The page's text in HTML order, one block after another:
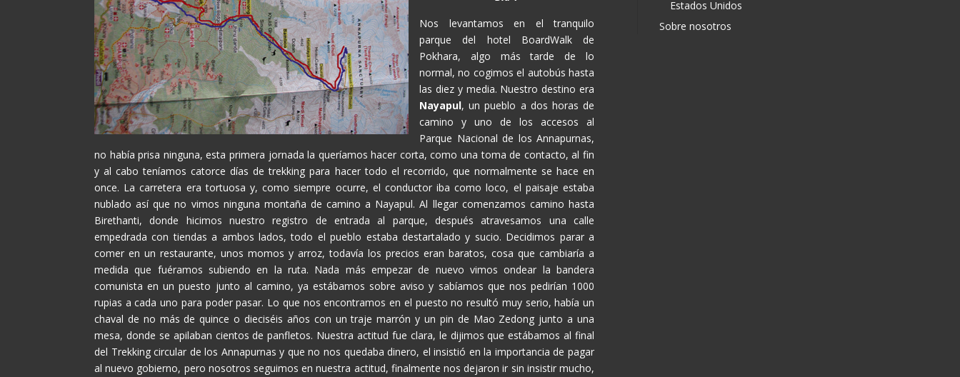
Nos levantamos en el tranquilo
parque del hotel BoardWalk de
Pokhara, algo más tarde de lo
normal, no cogimos el autobús hasta
las diez y media. Nuestro destino era
Nayapul, un pueblo a dos horas de
camino y uno de los accesos al
Parque Nacional de los Annapurnas,
no había prisa ninguna, esta primera jornada la queríamos hacer corta, como una toma de contacto, al fin
y al cabo teníamos catorce días de trekking para hacer todo el recorrido, que normalmente se hace en
once. La carretera era tortuosa y, como siempre ocurre, el conductor iba como loco, el paisaje estaba
nublado así que no vimos ninguna montaña de camino a Nayapul. Al llegar comenzamos camino hasta
Birethanti, donde hicimos nuestro registro de entrada al parque, después atravesamos una calle
empedrada con tiendas a ambos lados, todo el pueblo estaba destartalado y sucio. Decidimos parar a
comer en un restaurante, unos momos y arroz, todavía los precios eran baratos, cosa que cambiaría a
medida que fuéramos subiendo en la ruta. Nada más empezar de nuevo vimos ondear la bandera
comunista en un puesto junto al camino, ya estábamos sobre aviso y sabíamos que nos pedirían 1000
rupias a cada uno para poder pasar. Lo que nos encontramos en el puesto no resultó muy serio, había un
chaval de no más de quince o dieciséis años con un traje marrón y un pin de Mao Zedong junto a una
mesa, donde se apilaban cientos de panfletos. Nuestra actitud fue clara, le dijimos que estábamos al final
del Trekking circular de los Annapurnas y que no nos quedaba dinero, el insistió en la importancia de pagar
al nuevo gobierno, pero nosotros seguimos en nuestra actitud, finalmente nos dejaron ir sin insistir mucho,
Estados Unidos
Sobre nosotros